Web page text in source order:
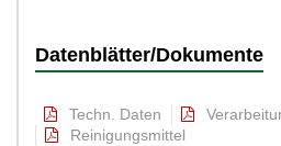
Datenblätter/Dokumente
Techn. Daten
Reinigungsmittel